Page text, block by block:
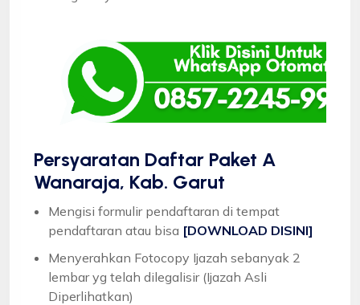
Persyaratan Daftar Paket A
Wanaraja, Kab. Garut
Mengisi formulir pendaftaran di tempat
pendaftaran atau bisa [DOWNLOAD DISINI]
Menyerahkan Fotocopy Ijazah sebanyak 2
lembar yg telah dilegalisir (Ijazah Asli
Diperlihatkan)